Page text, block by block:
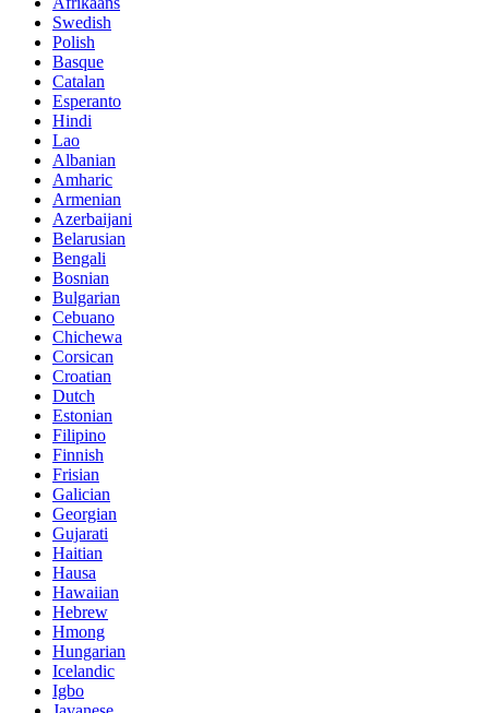
Swedish
Polish
Basque
Catalan
Esperanto
Hindi
Lao
Albanian
Amharic
Armenian
Azerbaijani
Belarusian
Bengali
Bosnian
Bulgarian
Cebuano
Chichewa
Corsican
Croatian
Dutch
Estonian
Filipino
Finnish
Frisian
Galician
Georgian
Gujarati
Haitian
Hausa
Hawaiian
Hebrew
Hmong
Hungarian
Icelandic
Igbo